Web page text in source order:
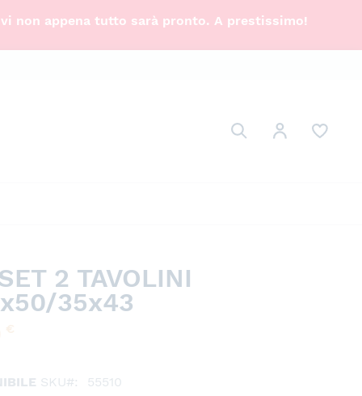
non appena tutto sarà pronto. A prestissimo!
Cerca
Cerca
Il mio Account
2 TAVOLINI
35x43
SKU
55510